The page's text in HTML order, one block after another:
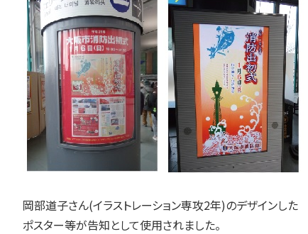
岡部道子さん(イラストレーション専攻2年)のデザインした
ポスター等が告知として使用されました。